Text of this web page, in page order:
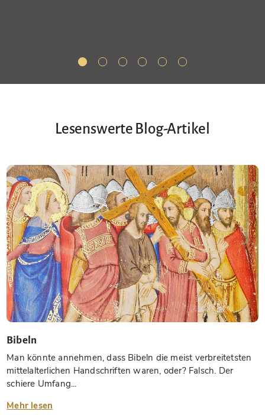
Lesenswerte Blog-Artikel
Bibeln
Man könnte annehmen, dass Bibeln die meist verbreitetsten
mittelalterlichen Handschriften waren, oder? Falsch. Der
schiere Umfang...
Mehr lesen